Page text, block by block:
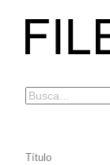
FILE
FESTIVAL
COCOON
Título